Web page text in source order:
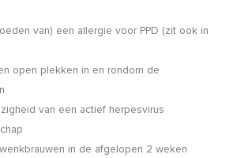
van) een allergie voor PPD (zit ook in
open plekken in en rondom de
van een actief herpesvirus
in de afgelopen 2 weken